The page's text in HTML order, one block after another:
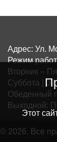
Адрес: Ул.
Режим
Вторник –
Суббота |
Обеденный
Выходной:
© 2026. Все
Этот